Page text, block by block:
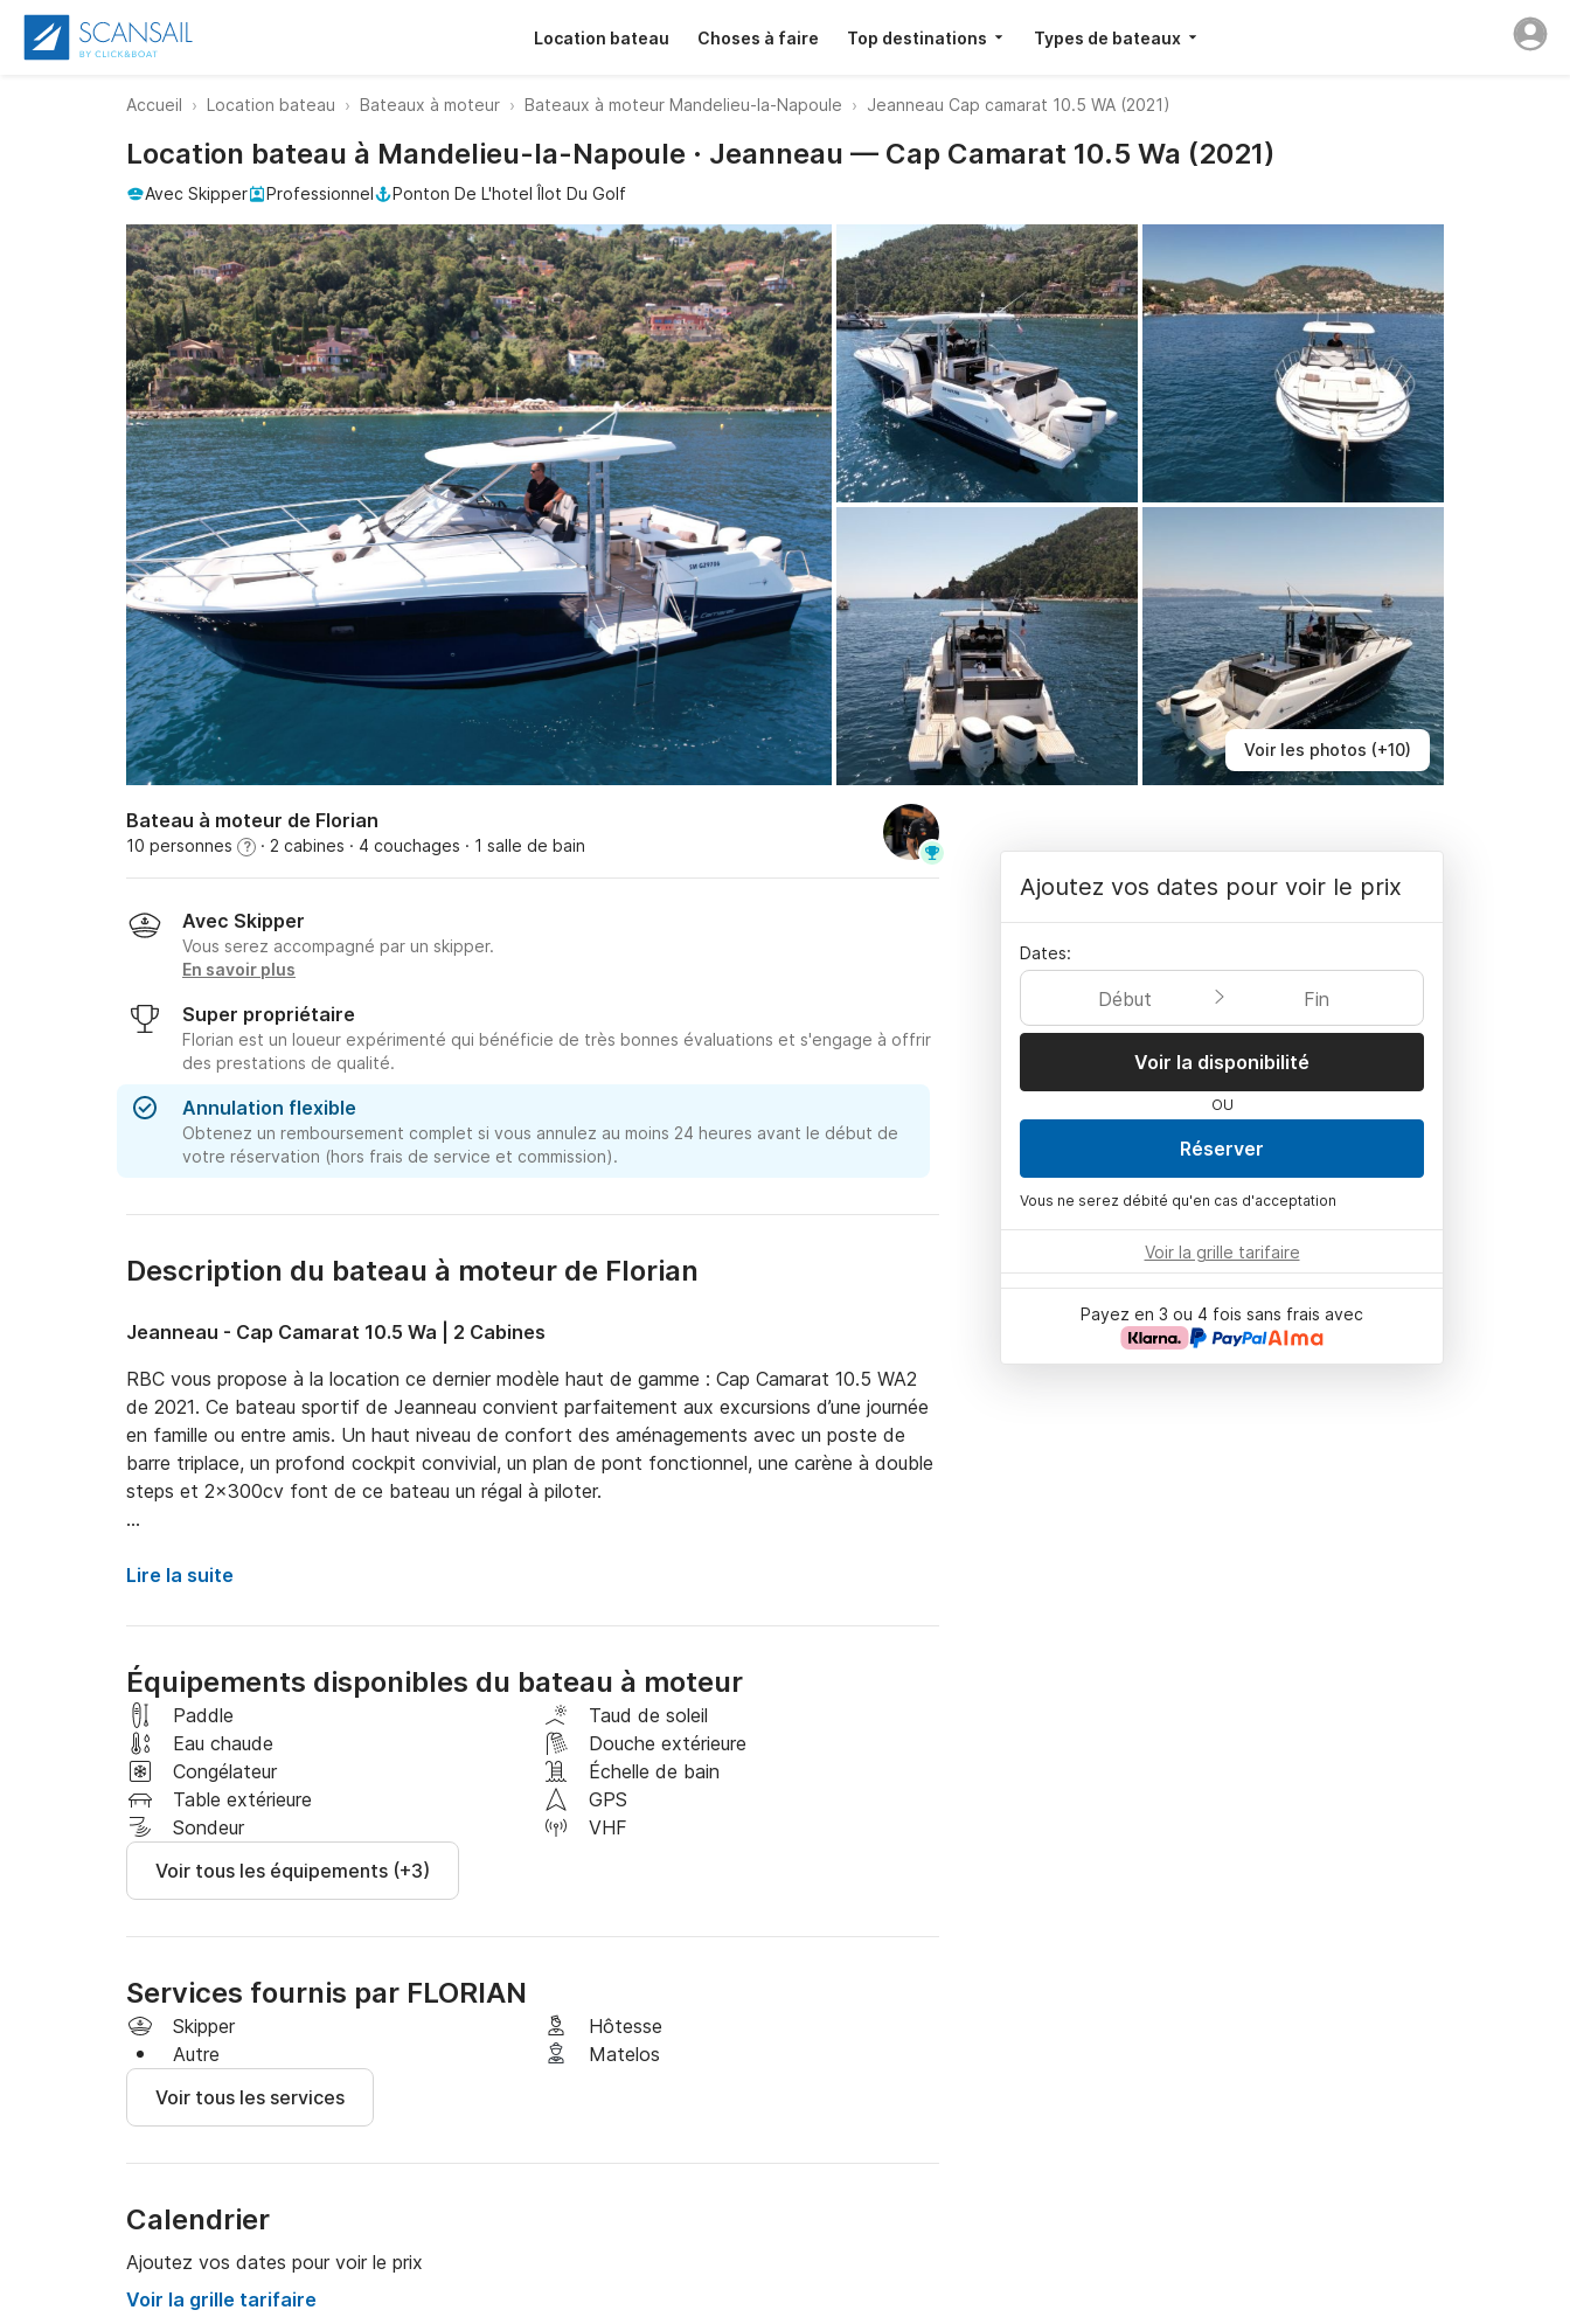
Location bateau Choses à faire Top destinations Types de bateaux
Accueil Location bateau Bateaux à moteur Bateaux à moteur Mandelieu-la-Napoule Jeanneau Cap camarat 10.5 WA (2021)
Voir les photos (+10)
Location bateau à Mandelieu-la-Napoule · Jeanneau — Cap Camarat 10.5 Wa (2021)
Avec Skipper Professionnel Ponton De L'hotel Îlot Du Golf
Bateau à moteur de Florian
10 personnes ? · 2 cabines · 4 couchages · 1 salle de bain
Avec Skipper
Vous serez accompagné par un skipper.
En savoir plus
Super propriétaire
Florian est un loueur expérimenté qui bénéficie de très bonnes évaluations et s'engage à offrir
des prestations de qualité.
Annulation flexible
Obtenez un remboursement complet si vous annulez au moins 24 heures avant le début de
votre réservation (hors frais de service et commission).
Description du bateau à moteur de Florian
Jeanneau - Cap Camarat 10.5 Wa | 2 Cabines
RBC vous propose à la location ce dernier modèle haut de gamme : Cap Camarat 10.5 WA2
de 2021. Ce bateau sportif de Jeanneau convient parfaitement aux excursions d’une journée
en famille ou entre amis. Un haut niveau de confort des aménagements avec un poste de
barre triplace, un profond cockpit convivial, un plan de pont fonctionnel, une carène à double
steps et 2x300cv font de ce bateau un régal à piloter.
Service de navette payant disponible depuis votre hôtel.
Demandez nos services de conciergerie (panier-repas, boissons, réservation de restaurant,
etc.).
Cartes acceptées pour la caution: CB, VISA, MASTER.
Lire la suite
Équipements disponibles du bateau à moteur
Paddle
Taud de soleil
Eau chaude
Douche extérieure
Congélateur
Échelle de bain
Table extérieure
GPS
Sondeur
VHF
Voir tous les équipements (+3)
Services fournis par FLORIAN
Skipper
Hôtesse
Autre
Matelos
Voir tous les services
Calendrier
Ajoutez vos dates pour voir le prix
Voir la grille tarifaire
Ajoutez vos dates pour voir le prix
Dates:
Début Fin
Voir la disponibilité
OU
Réserver
Vous ne serez débité qu'en cas d'acceptation
Voir la grille tarifaire
Payez en 3 ou 4 fois sans frais avec